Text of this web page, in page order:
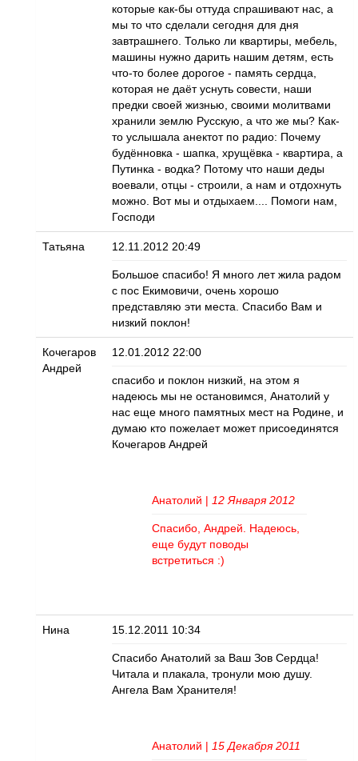
которые как-бы оттуда спрашивают нас, а
мы то что сделали сегодня для дня
завтрашнего. Только ли квартиры, мебель,
машины нужно дарить нашим детям, есть
что-то более дорогое - память сердца,
которая не даёт уснуть совести, наши
предки своей жизнью, своими молитвами
хранили землю Русскую, а что же мы? Как-
то услышала анектот по радио: Почему
будённовка - шапка, хрущёвка - квартира, а
Путинка - водка? Потому что наши деды
воевали, отцы - строили, а нам и отдохнуть
можно. Вот мы и отдыхаем.... Помоги нам,
Господи
Татьяна 12.11.2012 20:49
Большое спасибо! Я много лет жила радом
с пос Екимовичи, очень хорошо
представляю эти места. Спасибо Вам и
низкий поклон!
Кочегаров
Андрей
12.01.2012 22:00
спасибо и поклон низкий, на этом я
надеюсь мы не остановимся, Анатолий у
нас еще много памятных мест на Родине, и
думаю кто пожелает может присоединятся
Кочегаров Андрей
Анатолий | 12 Января 2012
Спасибо, Андрей. Надеюсь,
еще будут поводы
встретиться :)
Нина 15.12.2011 10:34
Спасибо Анатолий за Ваш Зов Сердца!
Читала и плакала, тронули мою душу.
Ангела Вам Хранителя!
Анатолий | 15 Декабря 2011